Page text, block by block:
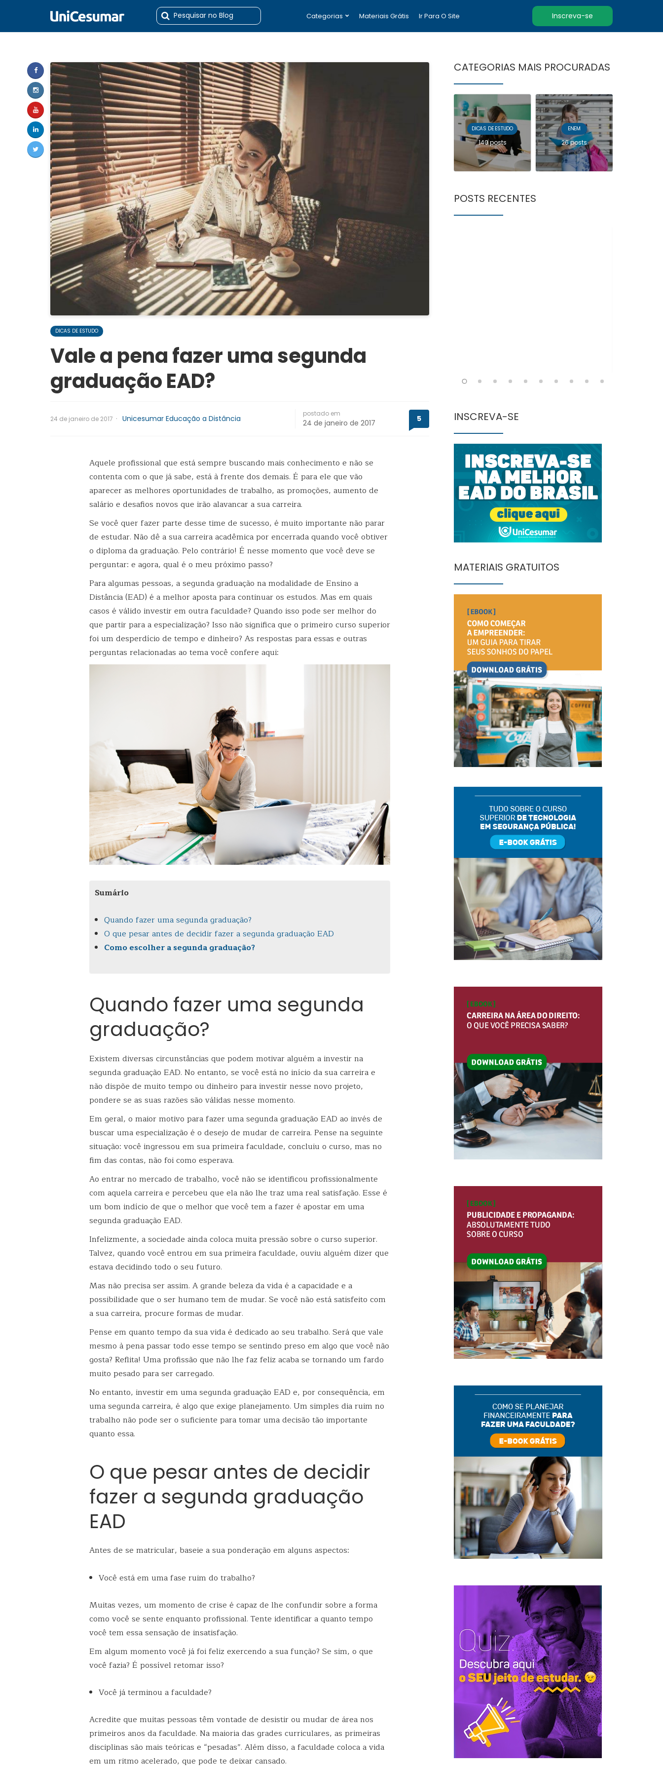
Categorias Materiais Grátis Ir Para O Site Inscreva-se
DICAS DE ESTUDO
Vale a pena fazer uma segunda
graduação EAD?
24 de janeiro de 2017 · Unicesumar Educação a Distância
postado em
24 de janeiro de 2017 5
Aquele profissional que está sempre buscando mais conhecimento e não se
contenta com o que já sabe, está à frente dos demais. É para ele que vão
aparecer as melhores oportunidades de trabalho, as promoções, aumento de
salário e desafios novos que irão alavancar a sua carreira.
Se você quer fazer parte desse time de sucesso, é muito importante não parar
de estudar. Não dê a sua carreira acadêmica por encerrada quando você obtiver
o diploma da graduação. Pelo contrário! É nesse momento que você deve se
perguntar: e agora, qual é o meu próximo passo?
Para algumas pessoas, a segunda graduação na modalidade de Ensino a
Distância (EAD) é a melhor aposta para continuar os estudos. Mas em quais
casos é válido investir em outra faculdade? Quando isso pode ser melhor do
que partir para a especialização? Isso não significa que o primeiro curso superior
foi um desperdício de tempo e dinheiro? As respostas para essas e outras
perguntas relacionadas ao tema você confere aqui:
Sumário
Quando fazer uma segunda graduação?
O que pesar antes de decidir fazer a segunda graduação EAD
Como escolher a segunda graduação?
Quando fazer uma segunda
graduação?
Existem diversas circunstâncias que podem motivar alguém a investir na
segunda graduação EAD. No entanto, se você está no início da sua carreira e
não dispõe de muito tempo ou dinheiro para investir nesse novo projeto,
pondere se as suas razões são válidas nesse momento.
Em geral, o maior motivo para fazer uma segunda graduação EAD ao invés de
buscar uma especialização é o desejo de mudar de carreira. Pense na seguinte
situação: você ingressou em sua primeira faculdade, concluiu o curso, mas no
fim das contas, não foi como esperava.
Ao entrar no mercado de trabalho, você não se identificou profissionalmente
com aquela carreira e percebeu que ela não lhe traz uma real satisfação. Esse é
um bom indício de que o melhor que você tem a fazer é apostar em uma
segunda graduação EAD.
Infelizmente, a sociedade ainda coloca muita pressão sobre o curso superior.
Talvez, quando você entrou em sua primeira faculdade, ouviu alguém dizer que
estava decidindo todo o seu futuro.
Mas não precisa ser assim. A grande beleza da vida é a capacidade e a
possibilidade que o ser humano tem de mudar. Se você não está satisfeito com
a sua carreira, procure formas de mudar.
Pense em quanto tempo da sua vida é dedicado ao seu trabalho. Será que vale
mesmo à pena passar todo esse tempo se sentindo preso em algo que você não
gosta? Reflita! Uma profissão que não lhe faz feliz acaba se tornando um fardo
muito pesado para ser carregado.
No entanto, investir em uma segunda graduação EAD e, por consequência, em
uma segunda carreira, é algo que exige planejamento. Um simples dia ruim no
trabalho não pode ser o suficiente para tomar uma decisão tão importante
quanto essa.
O que pesar antes de decidir
fazer a segunda graduação
EAD
Antes de se matricular, baseie a sua ponderação em alguns aspectos:
Você está em uma fase ruim do trabalho?
Muitas vezes, um momento de crise é capaz de lhe confundir sobre a forma
como você se sente enquanto profissional. Tente identificar a quanto tempo
você tem essa sensação de insatisfação.
Em algum momento você já foi feliz exercendo a sua função? Se sim, o que
você fazia? É possível retomar isso?
Você já terminou a faculdade?
Acredite que muitas pessoas têm vontade de desistir ou mudar de área nos
primeiros anos da faculdade. Na maioria das grades curriculares, as primeiras
disciplinas são mais teóricas e “pesadas”. Além disso, a faculdade coloca a vida
em um ritmo acelerado, que pode te deixar cansado.
CATEGORIAS MAIS PROCURADAS
DICAS DE ESTUDO
140 posts
ENEM
26 posts
POSTS RECENTES
INSCREVA-SE
MATERIAIS GRATUITOS